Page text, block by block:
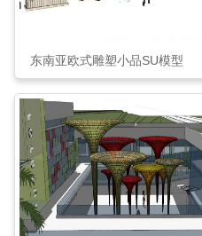
东南亚欧式雕塑小品SU模型